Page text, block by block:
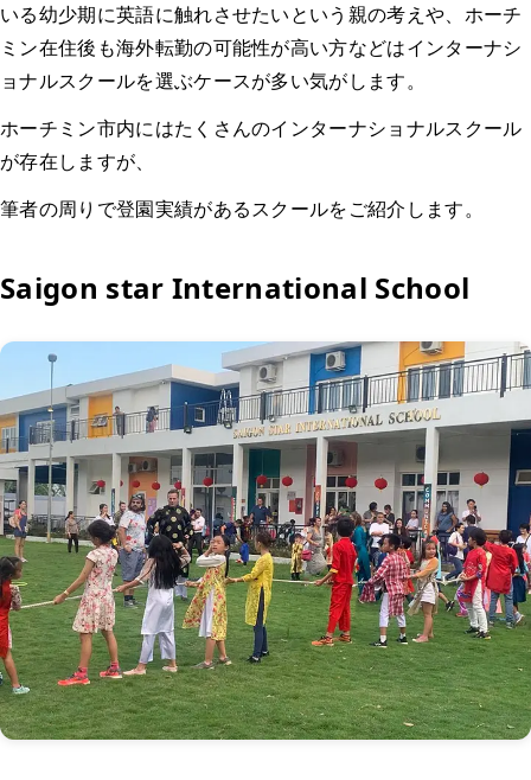
いる幼少期に英語に触れさせたいという親の考えや、ホーチ
ミン在住後も海外転勤の可能性が高い方などはインターナシ
ョナルスクールを選ぶケースが多い気がします。
ホーチミン市内にはたくさんのインターナショナルスクール
が存在しますが、
筆者の周りで登園実績があるスクールをご紹介します。
Saigon star International School